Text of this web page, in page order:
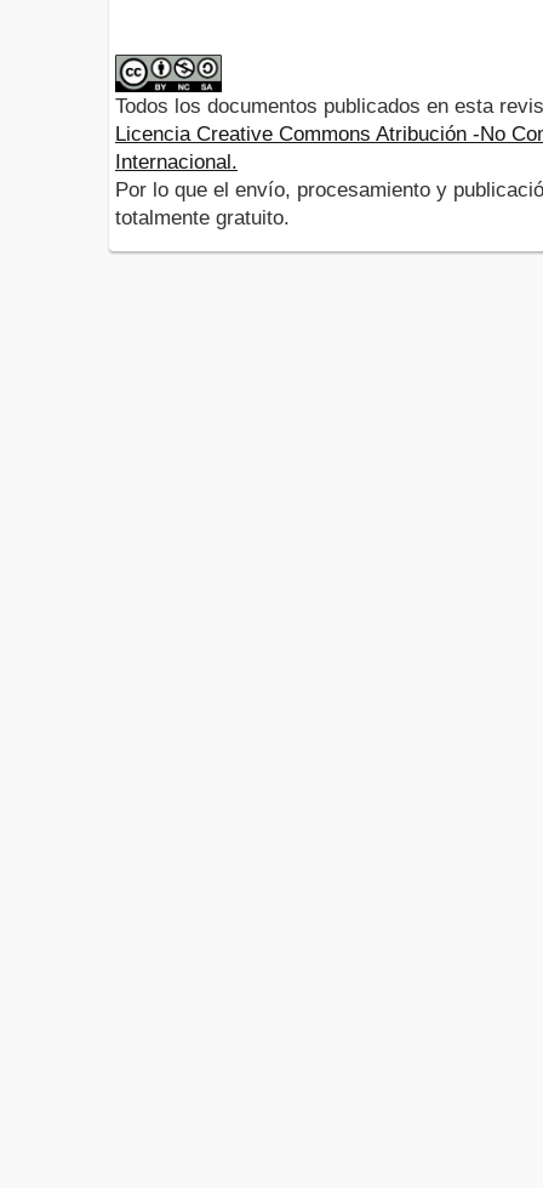
Todos los documentos publicados en esta
Licencia Creative Commons Atribución -No
Internacional.
Por lo que el envío, procesamiento y
totalmente gratuito.